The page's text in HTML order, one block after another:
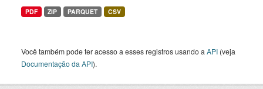
PDF ZIP PARQUET CSV
Você também pode ter acesso a esses registros usando a API (veja
Documentação da API).